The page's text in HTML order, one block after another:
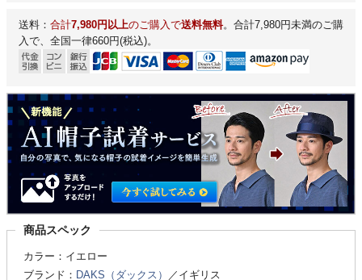
送料： 合計7,980円以上のご購入で送料無料。合計7,980円未満のご購
入で、全国一律660円(税込)。
商品スペック
カラー：イエロー
ブランド： DAKS（ダックス）
／イギリス